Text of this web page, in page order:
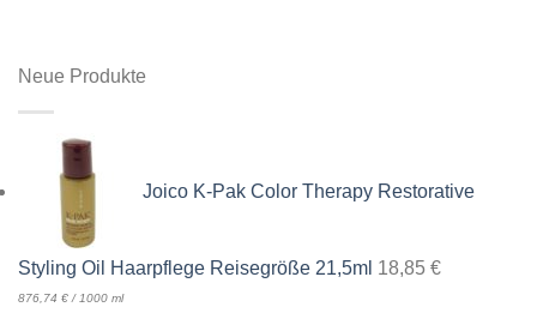
Neue Produkte
Joico K-Pak Color Therapy Restorative
Styling Oil Haarpflege Reisegröße 21,5ml 18,85 €
876,74 € / 1000 ml